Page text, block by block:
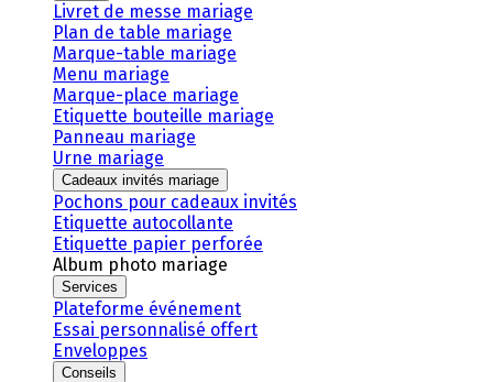
Livret de messe mariage
Plan de table mariage
Marque-table mariage
Menu mariage
Marque-place mariage
Etiquette bouteille mariage
Panneau mariage
Urne mariage
Cadeaux invités mariage
Pochons pour cadeaux invités
Etiquette autocollante
Etiquette papier perforée
Album photo mariage
Services
Plateforme événement
Essai personnalisé offert
Enveloppes
Conseils